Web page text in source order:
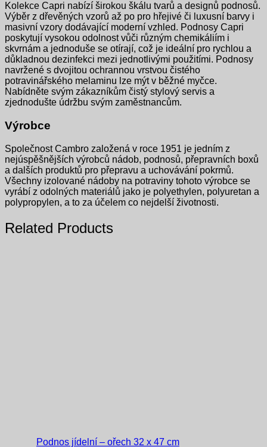
Kolekce Capri nabízí širokou škálu tvarů a designů podnosů.
Výběr z dřevěných vzorů až po pro hřejivé či luxusní barvy i
masivní vzory dodávající moderní vzhled. Podnosy Capri
poskytují vysokou odolnost vůči různým chemikáliím i
skvrnám a jednoduše se otírají, což je ideální pro rychlou a
důkladnou dezinfekci mezi jednotlivými použitími. Podnosy
navržené s dvojitou ochrannou vrstvou čistého
potravinářského melaminu lze mýt v běžné myčce.
Nabídněte svým zákazníkům čistý stylový servis a
zjednodušte údržbu svým zaměstnancům.
Výrobce
Společnost Cambro založená v roce 1951 je jedním z
nejúspěšnějších výrobců nádob, podnosů, přepravních boxů
a dalších produktů pro přepravu a uchovávání pokrmů.
Všechny izolované nádoby na potraviny tohoto výrobce se
vyrábí z odolných materiálů jako je polyethylen, polyuretan a
polypropylen, a to za účelem co nejdelší životnosti.
Related Products
Podnos jídelní – ořech 32 x 47 cm